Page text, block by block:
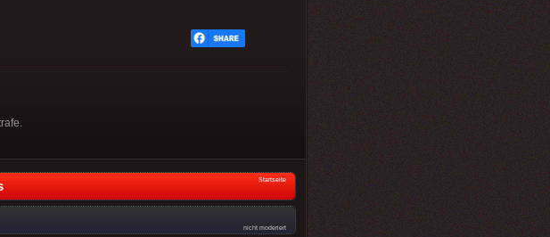
Startseite
nicht moderiert